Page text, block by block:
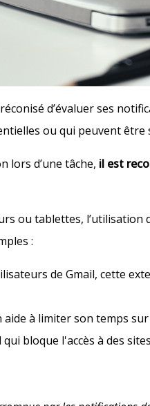
d’évaluer ses
ou qui peuvent être
lors d’une tâche, il est
ou tablettes,
:
de Gmail, cette
aide à limiter son temps
bloque l'accès à des